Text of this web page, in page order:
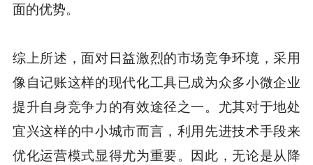
面的优势。
综上所述，面对日益激烈的市场竞争环境，采用
像自记账这样的现代化工具已成为众多小微企业
提升自身竞争力的有效途径之一。尤其对于地处
宜兴这样的中小城市而言，利用先进技术手段来
优化运营模式显得尤为重要。因此，无论是从降